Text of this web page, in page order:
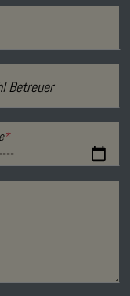
Betreuer
*